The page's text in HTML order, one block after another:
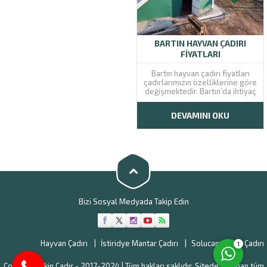
BARTIN HAYVAN ÇADIRI
FIYATLARI
Bartın hayvan çadırı fiyatları
çadırlarımızın özelliklerine göre
değişmektedir. Bartın’da ihtiyaç
duyulan kaliteli çadırların
üstlenen firmamız özel hayvan
çadırlarını geniş geri ödeme
memnuniyet taleplerini
artırmaktadır. Kaliteden ödün...
DEVAMINI OKU
Bizi Sosyal Medyada Takip Edin
Hayvan Çadırı İstiridye Mantar Çadırı Solucan Gübre Çadırı
Cevap Yaz
1